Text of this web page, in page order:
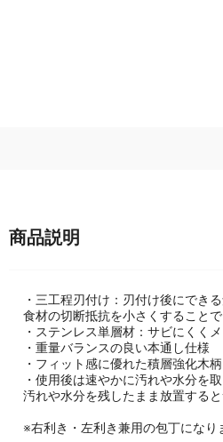
・三工程刃付け：刃付け後にでき
食材の切断抵抗を小さくすること
・ステンレス単層材：サビにくく
・重量バランスの良い本通し仕様
・フィット感に優れた積層強化木柄
・使用後は速やかに汚れや水分を